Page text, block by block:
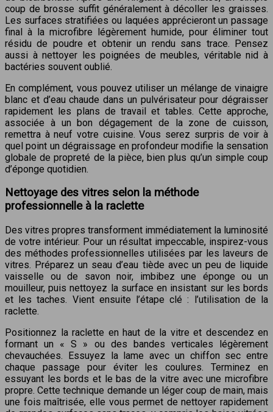
coup de brosse suffit généralement à décoller les graisses.
Les surfaces stratifiées ou laquées apprécieront un passage
final à la microfibre légèrement humide, pour éliminer tout
résidu de poudre et obtenir un rendu sans trace. Pensez
aussi à nettoyer les poignées de meubles, véritable nid à
bactéries souvent oublié.
En complément, vous pouvez utiliser un mélange de vinaigre
blanc et d’eau chaude dans un pulvérisateur pour dégraisser
rapidement les plans de travail et tables. Cette approche,
associée à un bon dégagement de la zone de cuisson,
remettra à neuf votre cuisine. Vous serez surpris de voir à
quel point un dégraissage en profondeur modifie la sensation
globale de propreté de la pièce, bien plus qu’un simple coup
d’éponge quotidien.
Nettoyage des vitres selon la méthode
professionnelle à la raclette
Des vitres propres transforment immédiatement la luminosité
de votre intérieur. Pour un résultat impeccable, inspirez-vous
des méthodes professionnelles utilisées par les laveurs de
vitres. Préparez un seau d’eau tiède avec un peu de liquide
vaisselle ou de savon noir, imbibez une éponge ou un
mouilleur, puis nettoyez la surface en insistant sur les bords
et les taches. Vient ensuite l’étape clé : l’utilisation de la
raclette.
Positionnez la raclette en haut de la vitre et descendez en
formant un « S » ou des bandes verticales légèrement
chevauchées. Essuyez la lame avec un chiffon sec entre
chaque passage pour éviter les coulures. Terminez en
essuyant les bords et le bas de la vitre avec une microfibre
propre. Cette technique demande un léger coup de main, mais
une fois maîtrisée, elle vous permet de nettoyer rapidement